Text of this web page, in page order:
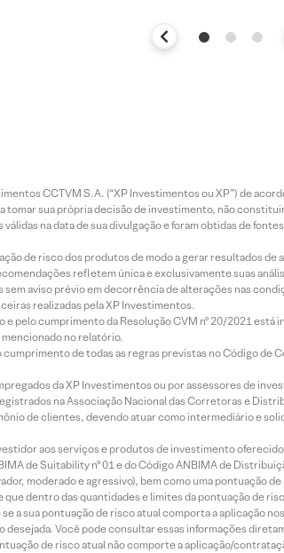
CCTVM S.A. (“XP Investimentos ou XP”) de
tomar sua própria decisão de investimento, não
na data de sua divulgação e foram obtidas de
de risco dos produtos de modo a gerar resultados de
refletem única e exclusivamente suas
aviso prévio em decorrência de alterações nas
realizadas pela XP Investimentos.
pelo cumprimento da Resolução CVM nº 20/2021 está
no relatório.
de todas as regras previstas no Código de
da XP Investimentos ou por assessores de
na Associação Nacional das Corretoras e
de clientes, devendo atuar como intermediário e
aos serviços e produtos de investimento
de Suitability nº 01 e do Código ANBIMA de
moderado e agressivo), bem como uma pontuação
dentro das quantidades e limites da pontuação de
a sua pontuação de risco atual comporta a aplicação
Você pode consultar essas informações
de risco atual não comporte a aplicação/